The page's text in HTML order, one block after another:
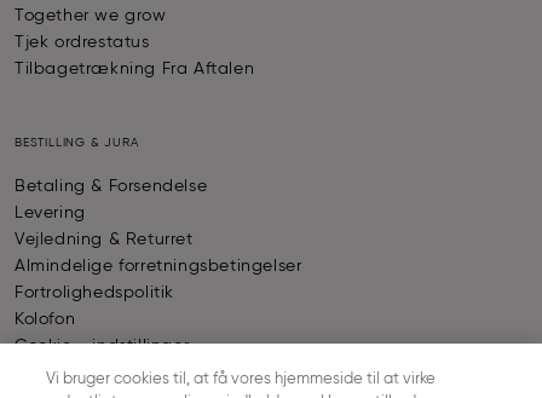
Together we grow
Tjek ordrestatus
Tilbagetrækning Fra Aftalen
BESTILLING & JURA
Betaling & Forsendelse
Levering
Vejledning & Returret
Almindelige forretningsbetingelser
Fortrolighedspolitik
Kolofon
Cookie - indstillinger
Vi bruger cookies til, at få vores hjemmeside til at virke